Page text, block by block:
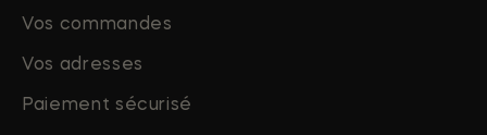
Vos commandes
Vos adresses
Paiement sécurisé